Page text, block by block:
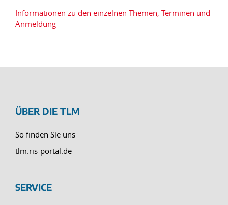
Informationen zu den einzelnen Themen, Terminen und
Anmeldung
ÜBER DIE TLM
So finden Sie uns
tlm.ris-portal.de
SERVICE